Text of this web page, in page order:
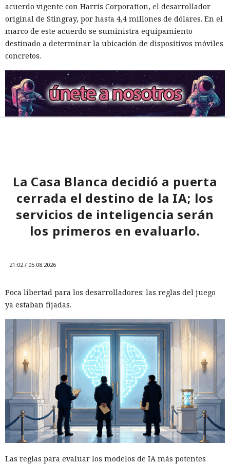
acuerdo vigente con Harris Corporation, el desarrollador
original de Stingray, por hasta 4,4 millones de dólares. En el
marco de este acuerdo se suministra equipamiento
destinado a determinar la ubicación de dispositivos móviles
concretos.
La Casa Blanca decidió a puerta
cerrada el destino de la IA; los
servicios de inteligencia serán
los primeros en evaluarlo.
21:02 / 05.08.2026
Poca libertad para los desarrolladores: las reglas del juego
ya estaban fijadas.
Las reglas para evaluar los modelos de IA más potentes